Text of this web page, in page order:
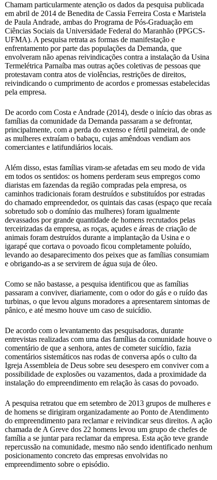
Chamam particularmente atenção os dados da pesquisa publicada
em abril de 2014 de Benedita de Cassia Ferreira Costa e Maristela
de Paula Andrade, ambas do Programa de Pós-Graduação em
Ciências Sociais da Universidade Federal do Maranhão (PPGCS-
UFMA). A pesquisa retrata as formas de manifestação e
enfrentamento por parte das populações da Demanda, que
envolveram não apenas reivindicações contra a instalação da Usina
Termelétrica Parnaíba mas outras ações coletivas de pessoas que
protestavam contra atos de violências, restrições de direitos,
reivindicando o cumprimento de acordos e promessas estabelecidas
pela empresa.
De acordo com Costa e Andrade (2014), desde o início das obras as
famílias da comunidade da Demanda passaram a se defrontar,
principalmente, com a perda do extenso e fértil palmeiral, de onde
as mulheres extraíam o babaçu, cujas amêndoas vendiam aos
comerciantes e latifundiários locais.
Além disso, estas famílias viram-se afetadas em seu modo de vida
em todos os sentidos: os homens perderam seus empregos como
diaristas em fazendas da região compradas pela empresa, os
caminhos tradicionais foram destruídos e substituídos por estradas
do chamado empreendedor, os quintais das casas (espaço que recaía
sobretudo sob o domínio das mulheres) foram igualmente
devassados por grande quantidade de homens recrutados pelas
terceirizadas da empresa, as roças, açudes e áreas de criação de
animais foram destruídos durante a implantação da Usina e o
igarapé que cortava o povoado ficou completamente poluído,
levando ao desaparecimento dos peixes que as famílias consumiam
e obrigando-as a se servirem de água suja de óleo.
Como se não bastasse, a pesquisa identificou que as famílias
passaram a conviver, diariamente, com o odor do gás e o ruído das
turbinas, o que levou alguns moradores a apresentarem sintomas de
pânico, e até mesmo houve um caso de suicídio.
De acordo com o levantamento das pesquisadoras, durante
entrevistas realizadas com uma das famílias da comunidade houve o
comentário de que a senhora, antes de cometer suicídio, fazia
comentários sistemáticos nas rodas de conversa após o culto da
Igreja Assembleia de Deus sobre seu desespero em conviver com a
possibilidade de explosões ou vazamentos, dada a proximidade da
instalação do empreendimento em relação às casas do povoado.
A pesquisa retratou que em setembro de 2013 grupos de mulheres e
de homens se dirigiram organizadamente ao Ponto de Atendimento
do empreendimento para reclamar e reivindicar seus direitos. A ação
chamada de A Greve dos 22 homens levou um grupo de chefes de
família a se juntar para reclamar da empresa. Esta ação teve grande
repercussão na comunidade, mesmo não sendo identificado nenhum
posicionamento concreto das empresas envolvidas no
empreendimento sobre o episódio.